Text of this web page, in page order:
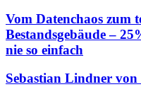
Vom Datenchaos zum
Bestandsgebäude –
nie so einfach
Sebastian Lindner